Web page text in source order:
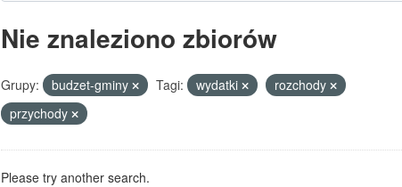
Nie znaleziono zbiorów
Grupy: budzet-gminy Tagi: wydatki
rozchody
przychody
Please try another search.